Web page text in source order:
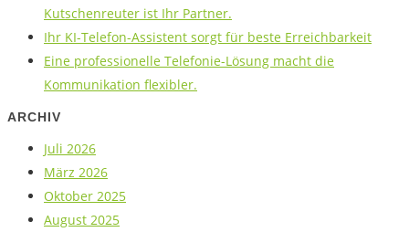
Kutschenreuter ist Ihr Partner.
Ihr KI-Telefon-Assistent sorgt für beste Erreichbarkeit
Eine professionelle Telefonie-Lösung macht die
Kommunikation flexibler.
ARCHIV
Juli 2026
März 2026
Oktober 2025
August 2025